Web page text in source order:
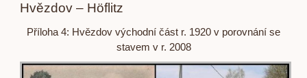
Hvězdov – Höflitz
Příloha 4: Hvězdov východní část r. 1920 v porovnání se
stavem v r. 2008